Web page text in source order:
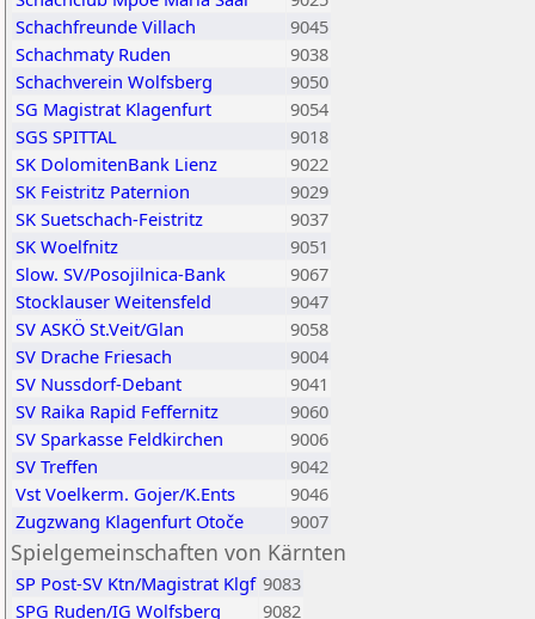
Schachfreunde Villach
9045
Schachmaty Ruden
9038
Schachverein Wolfsberg
9050
SG Magistrat Klagenfurt
9054
SGS SPITTAL
9018
SK DolomitenBank Lienz
9022
SK Feistritz Paternion
9029
SK Suetschach-Feistritz
9037
SK Woelfnitz
9051
Slow. SV/Posojilnica-Bank
9067
Stocklauser Weitensfeld
9047
SV ASKÖ St.Veit/Glan
9058
SV Drache Friesach
9004
SV Nussdorf-Debant
9041
SV Raika Rapid Feffernitz
9060
SV Sparkasse Feldkirchen
9006
SV Treffen
9042
Vst Voelkerm. Gojer/K.Ents
9046
Zugzwang Klagenfurt Otoče
9007
Spielgemeinschaften von Kärnten
SP Post-SV Ktn/Magistrat Klgf 9083
SPG Ruden/IG Wolfsberg
9082